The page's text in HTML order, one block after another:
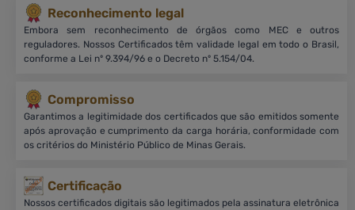
Reconhecimento legal
Embora sem reconhecimento de órgãos como MEC e outros
reguladores. Nossos Certificados têm validade legal em todo o Brasil,
conforme a Lei nº 9.394/96 e o Decreto nº 5.154/04.
Compromisso
Garantimos a legitimidade dos certificados que são emitidos somente
após aprovação e cumprimento da carga horária, conformidade com
os critérios do Ministério Público de Minas Gerais.
Certificação
Nossos certificados digitais são legitimados pela assinatura eletrônica